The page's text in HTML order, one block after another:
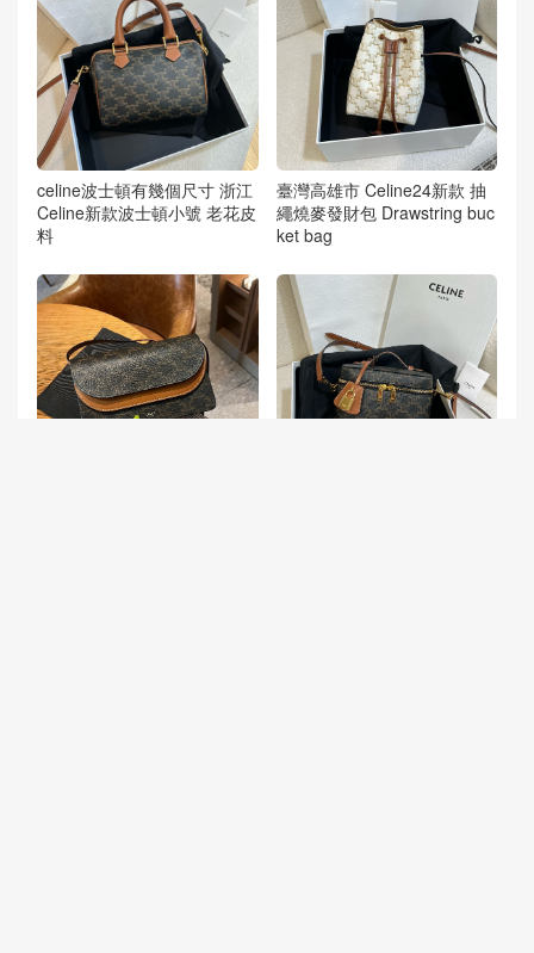
celine波士頓有幾個尺寸 浙江
Celine新款波士頓小號 老花皮
料
臺灣高雄市 Celine24新款 抽
繩燒麥發財包 Drawstring buc
ket bag